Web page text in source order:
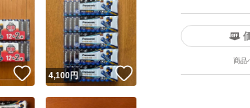
商品
いいね！
4,100円